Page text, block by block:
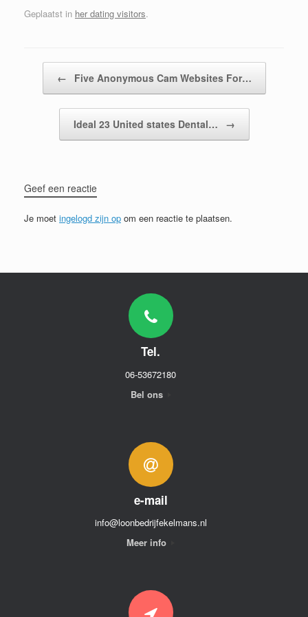
Geplaatst in her dating visitors.
← Five Anonymous Cam Websites For…
Ideal 23 United states Dental… →
Geef een reactie
Je moet ingelogd zijn op om een reactie te plaatsen.
Tel.
06-53672180
Bel ons
e-mail
info@loonbedrijfekelmans.nl
Meer info